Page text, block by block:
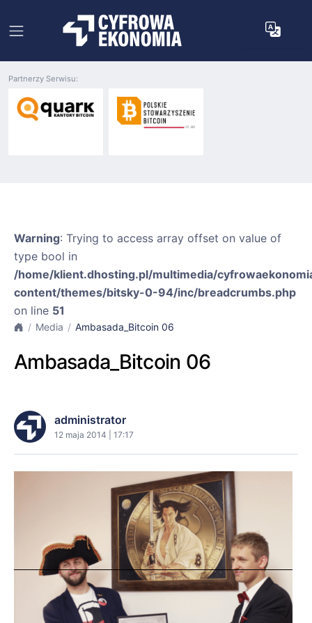
Partnerzy Serwisu:
Warning: Trying to access array offset on value of
type bool in
/home/klient.dhosting.pl/multimedia/
content/themes/bitsky-0-94/inc/breadcrumbs.php
on line 51
Media Ambasada_Bitcoin 06
Ambasada_Bitcoin 06
administrator
12 maja 2014 | 17:17